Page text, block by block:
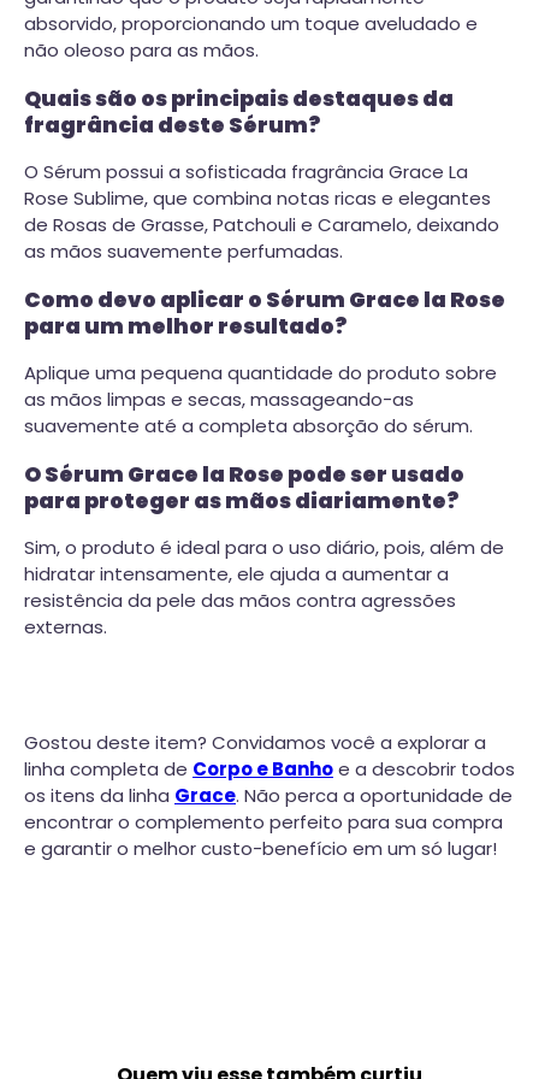
absorvido, proporcionando um toque aveludado e
não oleoso para as mãos.
Quais são os principais destaques da
fragrância deste Sérum?
O Sérum possui a sofisticada fragrância Grace La
Rose Sublime, que combina notas ricas e elegantes
de Rosas de Grasse, Patchouli e Caramelo, deixando
as mãos suavemente perfumadas.
Como devo aplicar o Sérum Grace la Rose
para um melhor resultado?
Aplique uma pequena quantidade do produto sobre
as mãos limpas e secas, massageando-as
suavemente até a completa absorção do sérum.
O Sérum Grace la Rose pode ser usado
para proteger as mãos diariamente?
Sim, o produto é ideal para o uso diário, pois, além de
hidratar intensamente, ele ajuda a aumentar a
resistência da pele das mãos contra agressões
externas.
Gostou deste item? Convidamos você a explorar a
linha completa de Corpo e Banhoe a descobrir todos
os itens da linha Grace. Não perca a oportunidade de
encontrar o complemento perfeito para sua compra
e garantir o melhor custo-benefício em um só lugar!